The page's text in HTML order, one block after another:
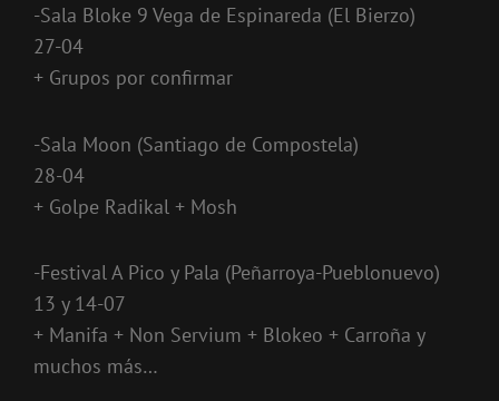
-Sala Bloke 9 Vega de Espinareda (El Bierzo)
27-04
+ Grupos por confirmar
-Sala Moon (Santiago de Compostela)
28-04
+ Golpe Radikal + Mosh
-Festival A Pico y Pala (Peñarroya-Pueblonuevo)
13 y 14-07
+ Manifa + Non Servium + Blokeo + Carroña y
muchos más…